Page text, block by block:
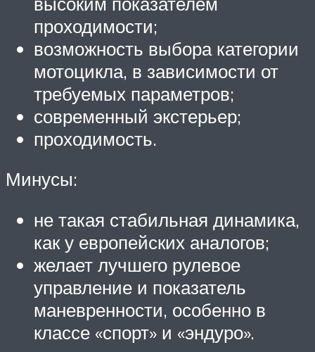
проходимости;
возможность выбора категории
мотоцикла, в зависимости от
требуемых параметров;
современный экстерьер;
проходимость.
Минусы:
не такая стабильная динамика,
как у европейских аналогов;
желает лучшего рулевое
управление и показатель
маневренности, особенно в
классе «спорт» и «эндуро».